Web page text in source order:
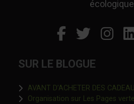
Facebook
Ce lienTwitter
Ce
SUR LE BLOGUE
AVANT D’ACHETER DES
Organisation sur Les Pages